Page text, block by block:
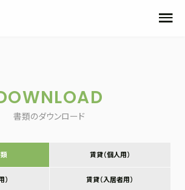
書類のダウンロード
賃貸（個人用）
） 賃貸（入居者用）